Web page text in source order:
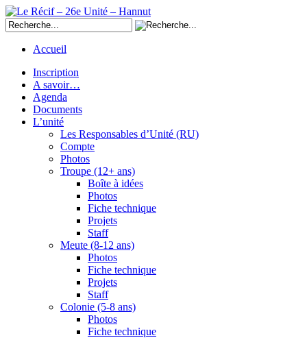
Accueil
Inscription
A savoir…
Agenda
Documents
L’unité
Les Responsables d’Unité (RU)
Compte
Photos
Troupe (12+ ans)
Boîte à idées
Photos
Fiche technique
Projets
Staff
Meute (8-12 ans)
Photos
Fiche technique
Projets
Staff
Colonie (5-8 ans)
Photos
Fiche technique